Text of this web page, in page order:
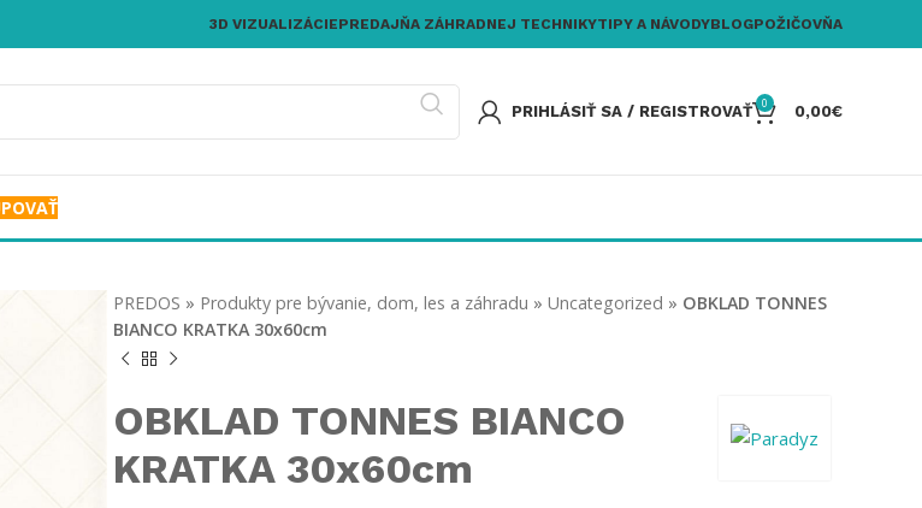
3D VIZUALIZÁCIEPREDAJŇA ZÁHRADNEJ TECHNIKYTIPY A NÁVODYBLOGPOŽIČOVŇA
PRIHLÁSIŤ SA / REGISTROVAŤ 0 0,00€
PREDOS » Produkty pre bývanie, dom, les a záhradu » Uncategorized » OBKLAD TONNES
BIANCO KRATKA 30x60cm
OBKLAD TONNES BIANCO
KRATKA 30x60cm